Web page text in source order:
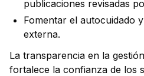
publicaciones revisadas
Fomentar el autocuidado
externa.
La transparencia en la
fortalece la confianza de los